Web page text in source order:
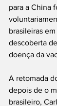
para a China
brasileiras
descoberta
doença da
A retomada
depois de o
brasileiro,